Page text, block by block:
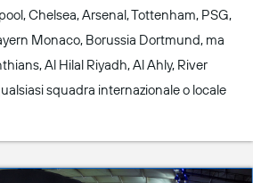
Chelsea, Arsenal, Tottenham, PSG,
Monaco, Borussia Dortmund, ma
Al Hilal Riyadh, Al Ahly, River
squadra internazionale o locale